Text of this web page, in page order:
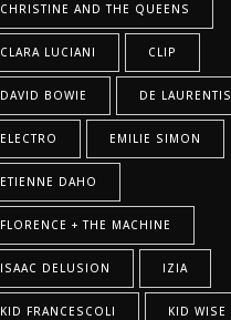
CHRISTINE AND THE QUEENS
CLARA LUCIANI CLIP
DAVID BOWIE DE LAURENTIS
ELECTRO EMILIE SIMON
ETIENNE DAHO
FLORENCE + THE MACHINE
ISAAC DELUSION IZIA
KID FRANCESCOLI KID WISE